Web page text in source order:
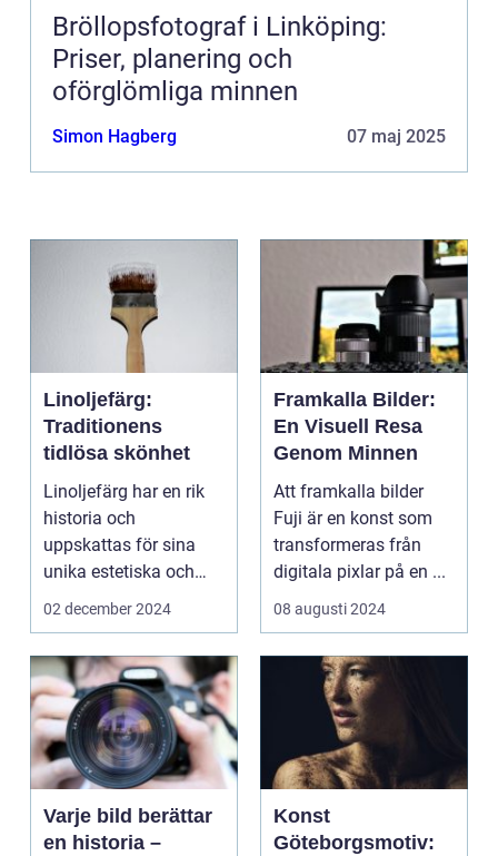
Bröllopsfotograf i Linköping:
Priser, planering och
oförglömliga minnen
Simon Hagberg 07 maj 2025
Linoljefärg:
Traditionens
tidlösa skönhet
Linoljefärg har en rik
historia och
uppskattas för sina
unika estetiska och
funktionella e...
02 december 2024
Framkalla Bilder:
En Visuell Resa
Genom Minnen
Att framkalla bilder
Fuji är en konst som
transformeras från
digitala pixlar på en ...
08 augusti 2024
Varje bild berättar
en historia –
Konst
Göteborgsmotiv: